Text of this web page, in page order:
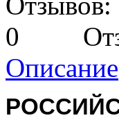
Описание